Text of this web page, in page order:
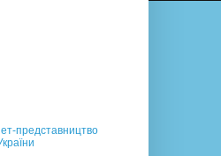
представництво